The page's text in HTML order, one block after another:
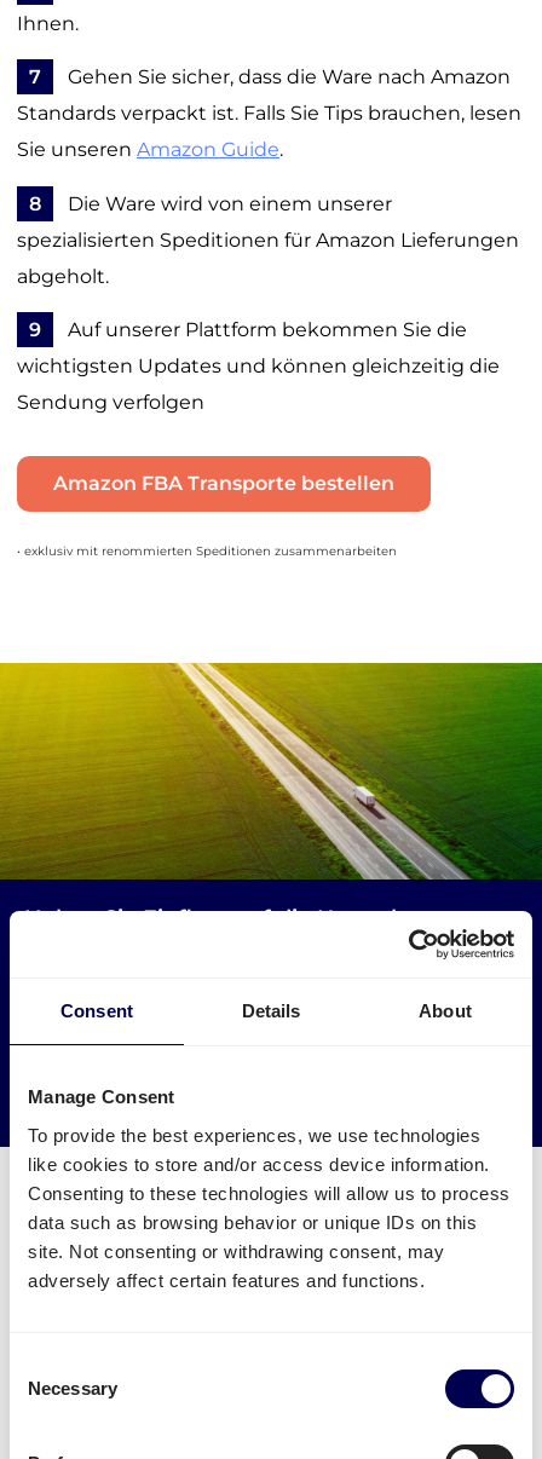
Consent Details About
Manage Consent
To provide the best experiences, we use technologies
like cookies to store and/or access device information.
Consenting to these technologies will allow us to process
data such as browsing behavior or unique IDs on this
site. Not consenting or withdrawing consent, may
adversely affect certain features and functions.
Selection
Necessary
Ihnen.
7
Gehen Sie sicher, dass die Ware nach Amazon
Standards verpackt ist. Falls Sie Tips brauchen, lesen
Sie unseren Amazon Guide.
8
Die Ware wird von einem unserer
spezialisierten Speditionen für Amazon Lieferungen
abgeholt.
9
Auf unserer Plattform bekommen Sie die
wichtigsten Updates und können gleichzeitig die
Sendung verfolgen
Amazon FBA Transporte bestellen
• exklusiv mit renommierten Speditionen zusammenarbeiten
Haben Sie Einfluss auf die Umwelt
Lassen Sie Ihre Ware für Amazon XDEU von LKWs
Leere Kilometer reduzieren
Was muss ich für eine Palettensendung
Name des FBA Warenlagers - aber Achtung: